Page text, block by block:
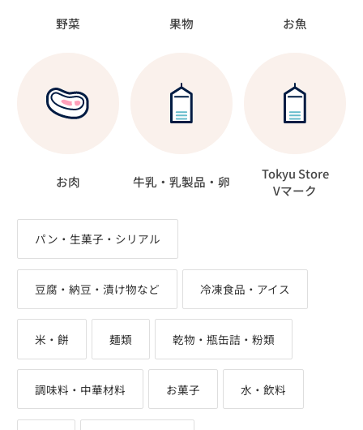
野菜 果物 お魚
お肉 牛乳・乳製品・卵
Tokyu Store
Vマーク
パン・生菓子・シリアル
豆腐・納豆・漬け物など 冷凍食品・アイス
米・餅 麺類 乾物・瓶缶詰・粉類
調味料・中華材料 お菓子 水・飲料